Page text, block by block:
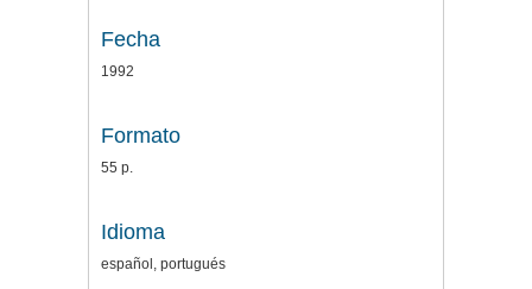
Fecha
1992
Formato
55 p.
Idioma
español, portugués